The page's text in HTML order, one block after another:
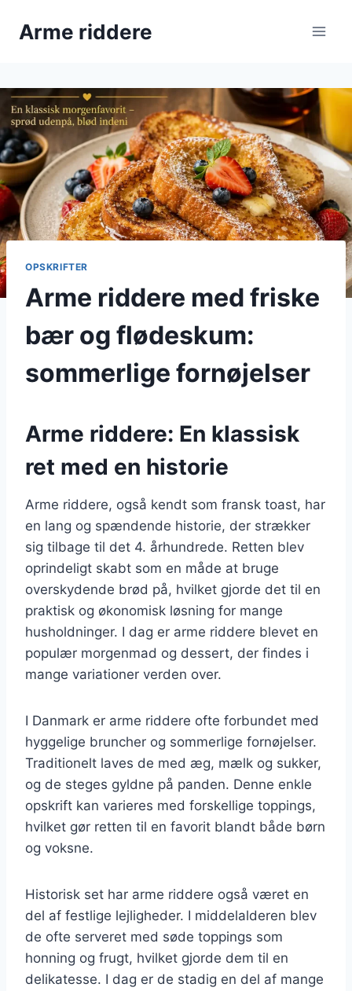
Arme riddere
OPSKRIFTER
Arme riddere med friske
bær og flødeskum:
sommerlige fornøjelser
Arme riddere: En klassisk
ret med en historie
Arme riddere, også kendt som fransk toast, har
en lang og spændende historie, der strækker
sig tilbage til det 4. århundrede. Retten blev
oprindeligt skabt som en måde at bruge
overskydende brød på, hvilket gjorde det til en
praktisk og økonomisk løsning for mange
husholdninger. I dag er arme riddere blevet en
populær morgenmad og dessert, der findes i
mange variationer verden over.
I Danmark er arme riddere ofte forbundet med
hyggelige bruncher og sommerlige fornøjelser.
Traditionelt laves de med æg, mælk og sukker,
og de steges gyldne på panden. Denne enkle
opskrift kan varieres med forskellige toppings,
hvilket gør retten til en favorit blandt både børn
og voksne.
Historisk set har arme riddere også været en
del af festlige lejligheder. I middelalderen blev
de ofte serveret med søde toppings som
honning og frugt, hvilket gjorde dem til en
delikatesse. I dag er de stadig en del af mange